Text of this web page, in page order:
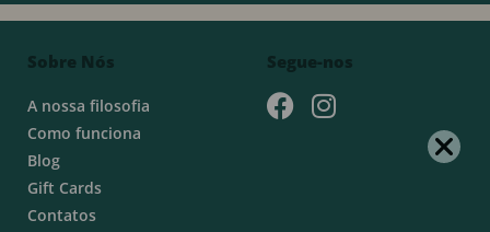
Sobre Nós
A nossa filosofia
Como funciona
Blog
Gift Cards
Contatos
Segue-nos